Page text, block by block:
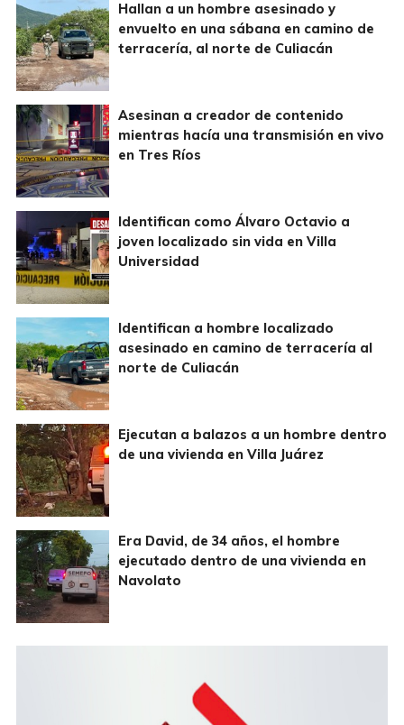
Hallan a un hombre asesinado y
envuelto en una sábana en camino de
terracería, al norte de Culiacán
Asesinan a creador de contenido
mientras hacía una transmisión en vivo
en Tres Ríos
Identifican como Álvaro Octavio a
joven localizado sin vida en Villa
Universidad
Identifican a hombre localizado
asesinado en camino de terracería al
norte de Culiacán
Ejecutan a balazos a un hombre dentro
de una vivienda en Villa Juárez
Era David, de 34 años, el hombre
ejecutado dentro de una vivienda en
Navolato